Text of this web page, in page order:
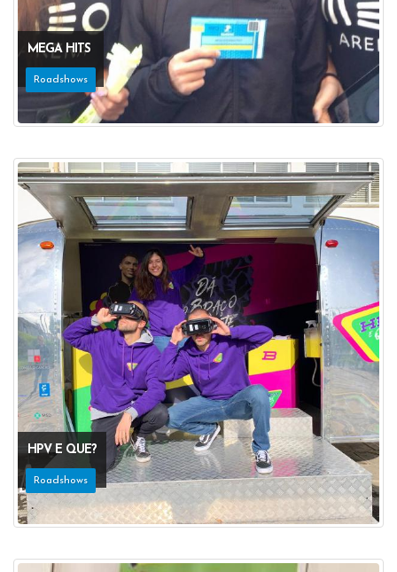
MEGA HITS
Roadshows
HPV E QUE?
Roadshows